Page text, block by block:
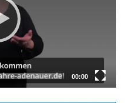
00:00